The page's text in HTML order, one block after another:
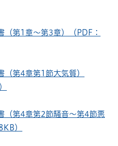
（第1章～第3章）（PDF：
（第4章第1節大気質）
（第4章第2節騒音～第4節悪
）